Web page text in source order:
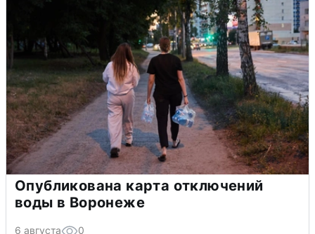
Опубликована карта отключений
воды в Воронеже
6 августа 0